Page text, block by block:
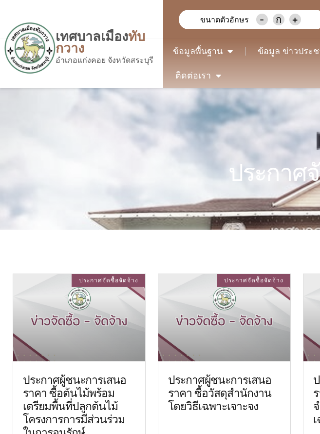
ขนาดตัวอักษร - ก +
เทศบาลเมืองทับ
กวาง
อำเภอแก่งคอย จังหวัดสระบุรี
ข้อมูลพื้นฐาน ข้อมูล ข่าวประ
ติดต่อเรา
ประกาศ
ประกาศจัดซื้อจัดจ้าง
ประกาศผู้ชนะการเสนอ
ราคา ซื้อต้นไม้พร้อม
เตรียมพื้นที่ปลูกต้นไม้
โครงการการมีส่วนร่วม
ประกาศจัดซื้อจัดจ้าง
ประกาศผู้ชนะการเสนอ
ราคา ซื้อวัสดุสำนักงาน
โดยวิธีเฉพาะเจาะจง